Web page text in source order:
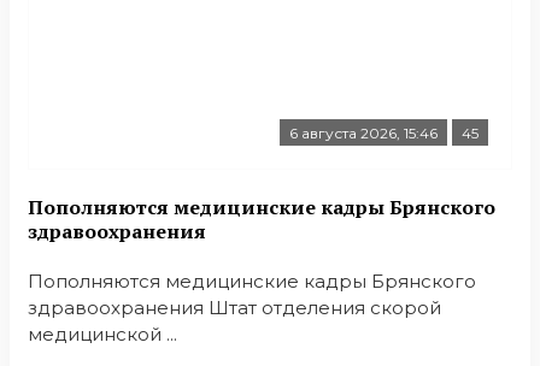
6 августа 2026, 15:46 45
Пополняются медицинские кадры Брянского
здравоохранения
Пополняются медицинские кадры Брянского
здравоохранения Штат отделения скорой
медицинской ...